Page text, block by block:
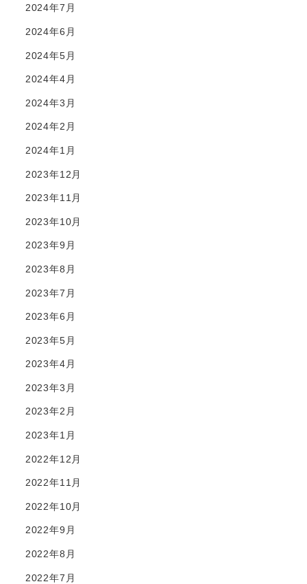
2024年7月
2024年6月
2024年5月
2024年4月
2024年3月
2024年2月
2024年1月
2023年12月
2023年11月
2023年10月
2023年9月
2023年8月
2023年7月
2023年6月
2023年5月
2023年4月
2023年3月
2023年2月
2023年1月
2022年12月
2022年11月
2022年10月
2022年9月
2022年8月
2022年7月